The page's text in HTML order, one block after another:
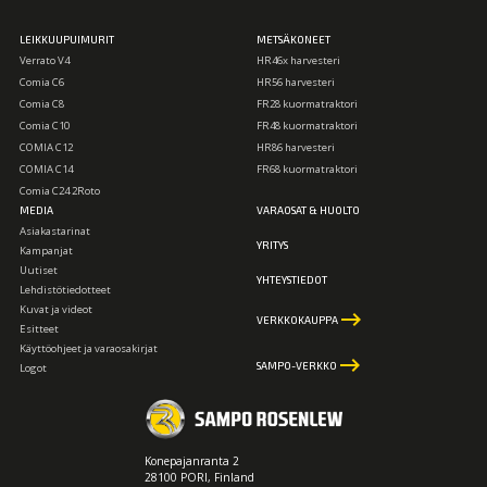
LEIKKUUPUIMURIT
Verrato V4
Comia C6
Comia C8
Comia C10
COMIA C12
COMIA C14
Comia C24 2Roto
METSÄKONEET
HR46x harvesteri
HR56 harvesteri
FR28 kuormatraktori
FR48 kuormatraktori
HR86 harvesteri
FR68 kuormatraktori
MEDIA
Asiakastarinat
Kampanjat
Uutiset
Lehdistötiedotteet
Kuvat ja videot
Esitteet
Käyttöohjeet ja varaosakirjat
Logot
VARAOSAT & HUOLTO
YRITYS
YHTEYSTIEDOT
VERKKOKAUPPA keyboard_backspace
SAMPO-VERKKO keyboard_backspace
Konepajanranta 2
28100 PORI, Finland